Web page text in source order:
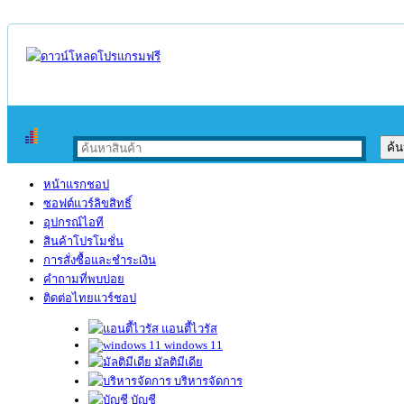
หน้าแรกชอป
ซอฟต์แวร์ลิขสิทธิ์
อุปกรณ์ไอที
สินค้าโปรโมชั่น
การสั่งซื้อและชำระเงิน
คำถามที่พบบ่อย
ติดต่อไทยแวร์ชอป
แอนตี้ไวรัส
windows 11
มัลติมีเดีย
บริหารจัดการ
บัญชี